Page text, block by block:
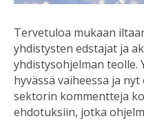
Tervetuloa mukaan
yhdistysten edstajat ja
yhdistysohjelman teolle.
hyvässä vaiheessa ja
sektorin kommentteja
ehdotuksiin, jotka